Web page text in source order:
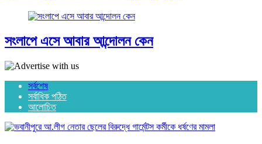
সংলাপে এসে আবার আন্দোলন কেন
সর্বশেষ
সর্বাধিক পঠিত
আলোচিত